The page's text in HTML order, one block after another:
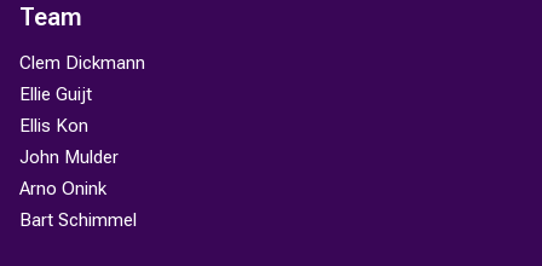
Team
Clem Dickmann
Ellie Guijt
Ellis Kon
John Mulder
Arno Onink
Bart Schimmel